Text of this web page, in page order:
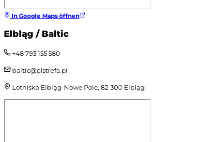
In Google Maps öffnen
Elbląg / Baltic
+48 793 155 580
baltic@plstrefa.pl
Lotnisko Elbląg-Nowe Pole, 82-300 Elbląg